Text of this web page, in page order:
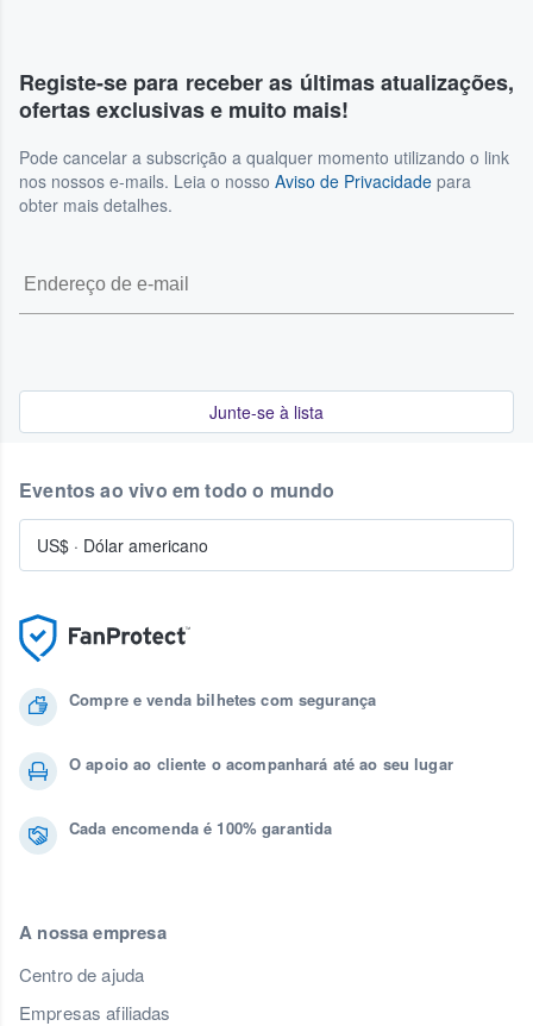
Registe-se para receber as últimas atualizações,
ofertas exclusivas e muito mais!
Pode cancelar a subscrição a qualquer momento utilizando o link
nos nossos e-mails. Leia o nosso Aviso de Privacidade para
obter mais detalhes.
Junte-se à lista
Compre e venda bilhetes com segurança
O apoio ao cliente o acompanhará até ao seu lugar
Cada encomenda é 100% garantida
A nossa empresa
Centro de ajuda
Empresas afiliadas
Eventos ao vivo em todo o mundo
US$ · Dólar americano